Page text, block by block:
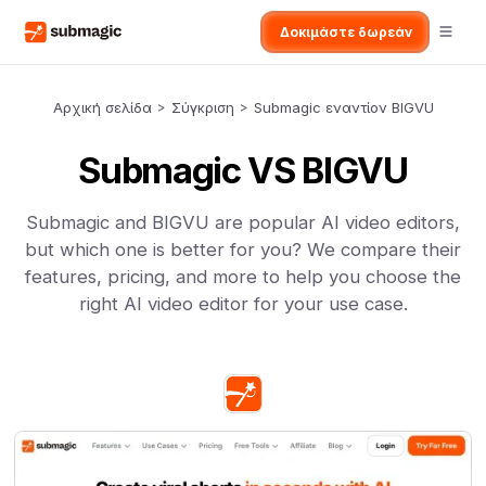
Δοκιμάστε δωρεάν
Αρχική σελίδα > Σύγκριση > Submagic εναντίον BIGVU
Submagic VS BIGVU
Submagic and BIGVU are popular AI video editors,
but which one is better for you? We compare their
features, pricing, and more to help you choose the
right AI video editor for your use case.